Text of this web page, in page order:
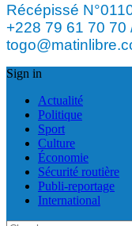
Récépissé
+228 79 61 70 70
Sign in
Actualité
Politique
Sport
Culture
Économie
Sécurité routière
Publi-reportage
International